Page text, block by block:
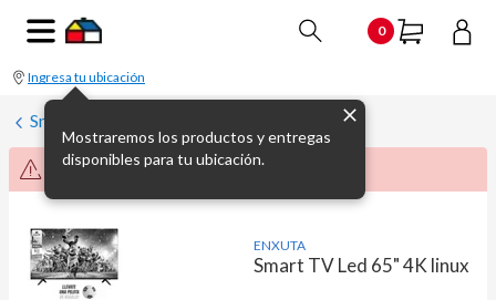
0
Ingresa tu ubicación
Mostraremos los productos y entregas
disponibles para tu ubicación.
Smart TV
Producto no disponible momentáneamente
ENXUTA
Smart TV Led 65" 4K linux